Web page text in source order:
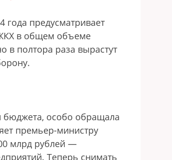
предусматривает
ЖКХ в общем объеме
в полтора раза вырастут
бюджета, особо обращала
премьер-министру
млрд рублей —
Теперь снимать